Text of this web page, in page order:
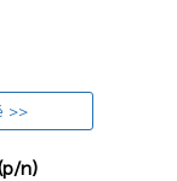
>>
n)